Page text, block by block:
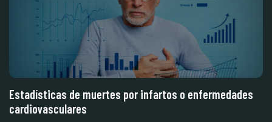
Estadísticas de muertes por infartos o enfermedades
cardiovasculares